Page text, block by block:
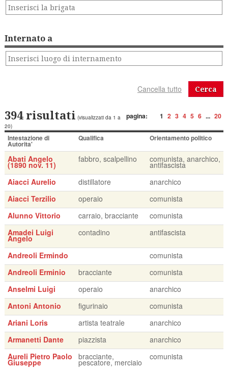
Internato a
Cerca
pagina: 1 2 3 4 5 6 ... 20
394 risultati (visualizzati da 1 a
20)
Intestazione di
Autorita'
Qualifica Orientamento politico
Abati Angelo
(1890 nov. 11)
fabbro, scalpellino comunista, anarchico,
antifascista
Aiacci Aurelio
distillatore
anarchico
Aiacci Terzilio
operaio
comunista
Alunno Vittorio
carraio, bracciante
comunista
Amadei Luigi
Angelo
contadino antifascista
Andreoli Ermindo
comunista
Andreoli Erminio
bracciante
comunista
Anselmi Luigi
operaio
anarchico
Antoni Antonio
figurinaio
comunista
Ariani Loris
artista teatrale
anarchico
Armanetti Dante
piazzista
anarchico
Aureli Pietro Paolo
Giuseppe
bracciante,
pescatore, merciaio
comunista